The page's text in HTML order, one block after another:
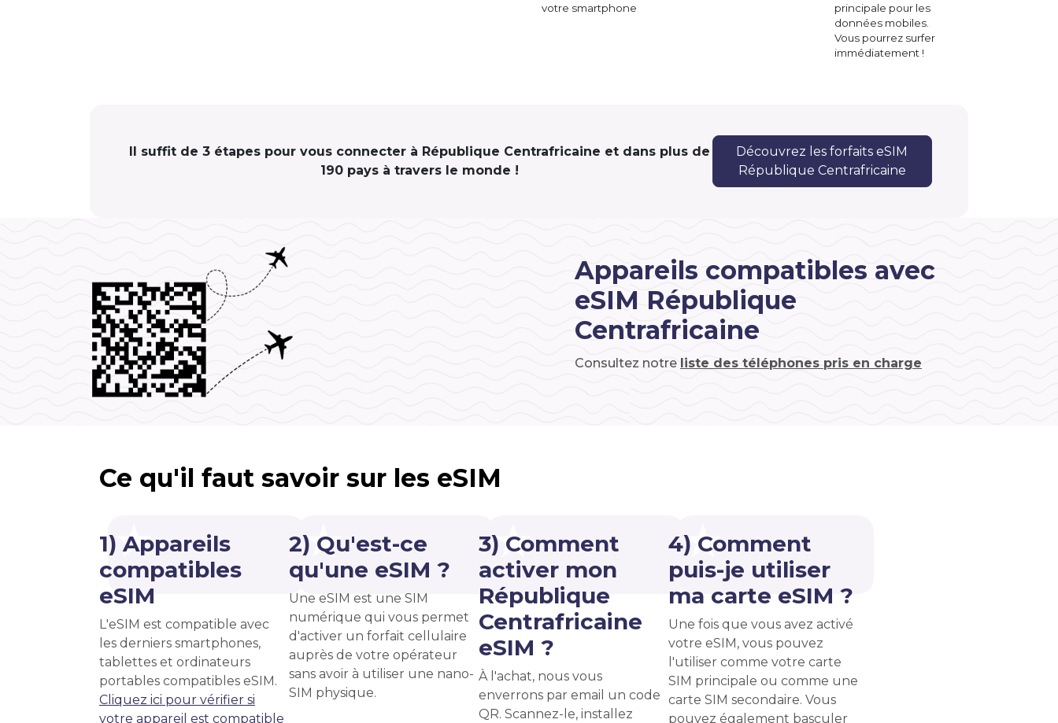
votre smartphone
principale pour les
données mobiles.
Vous pourrez surfer
immédiatement !
Il suffit de 3 étapes pour vous connecter à République Centrafricaine et dans plus de
190 pays à travers le monde !
Découvrez les forfaits eSIM
République Centrafricaine
Appareils compatibles avec
eSIM République
Centrafricaine
Consultez notre liste des téléphones pris en charge
Ce qu'il faut savoir sur les eSIM
1) Appareils
compatibles
eSIM
L'eSIM est compatible avec
les derniers smartphones,
tablettes et ordinateurs
portables compatibles eSIM.
Cliquez ici pour vérifier si
votre appareil est compatible
2) Qu'est-ce
qu'une eSIM ?
Une eSIM est une SIM
numérique qui vous permet
d'activer un forfait cellulaire
auprès de votre opérateur
sans avoir à utiliser une nano-
SIM physique.
3) Comment
activer mon
République
Centrafricaine
eSIM ?
À l'achat, nous vous
enverrons par email un code
QR. Scannez-le, installez
4) Comment
puis-je utiliser
ma carte eSIM ?
Une fois que vous avez activé
votre eSIM, vous pouvez
l'utiliser comme votre carte
SIM principale ou comme une
carte SIM secondaire. Vous
pouvez également basculer